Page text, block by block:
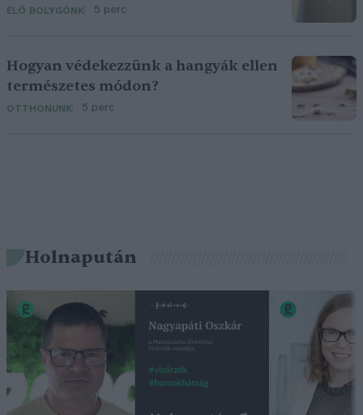
ÉLŐ BOLYGÓNK 5 perc
Hogyan védekezzünk a hangyák ellen
természetes módon?
OTTHONUNK 5 perc
Holnapután